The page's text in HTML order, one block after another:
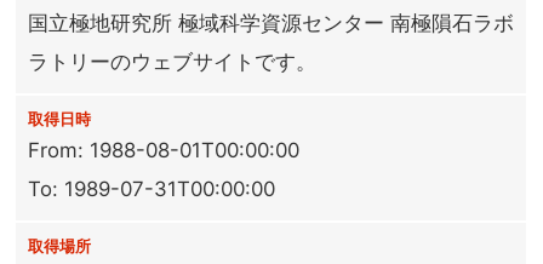
国立極地研究所 極域科学資源センター 南極隕石ラボ
ラトリーのウェブサイトです。
取得日時
From: 1988-08-01T00:00:00
To: 1989-07-31T00:00:00
取得場所